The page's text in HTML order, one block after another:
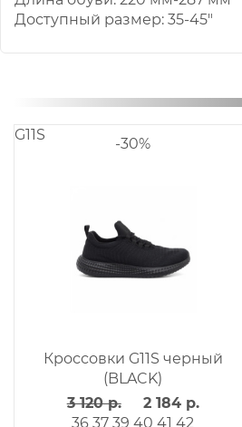
Доступный размер: 35-45"
G11S
-30%
Кроссовки G11S черный
(BLACK)
3 120 р.
2 184 р.
36 37 39 40 41 42